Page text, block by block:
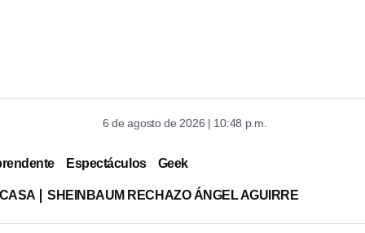
6 de agosto de 2026 | 10:48 p.m.
Espectáculos Geek
SHEINBAUM RECHAZO ÁNGEL AGUIRRE